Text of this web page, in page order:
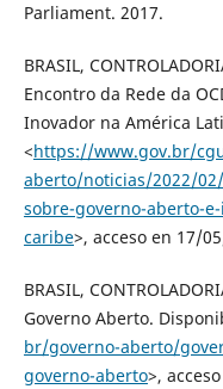
Parliament. 2017.
BRASIL,
Encontro da Rede da
Inovador na América
<https://www.gov.br/
aberto/noticias/2022/
sobre-governo-aberto-
caribe>, acceso en 17/
BRASIL,
Governo Aberto.
br/governo-aberto/
governo-aberto>,